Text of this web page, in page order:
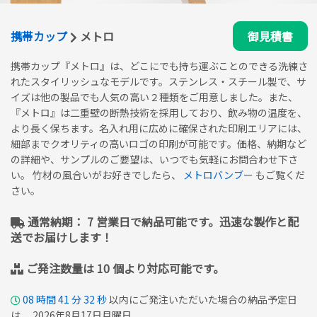
携帯カップ メトロ 御見積書
携帯カップ『メトロ』は、どこにでも持ち運ぶことのできる洗練さ
れたスタイリッシュなモデルです。ステンレス・スチール製で、サ
イズは他の製品でも人気の高い２種類をご用意しました。また、
『メトロ』は二重壁の断熱技術を採用しており、飲み物の温度を、
より長く保ちます。名入れ用に広めに確保された印刷エリアには、
細部までクオリティの高いロゴの印刷が可能です。価格、納期など
の詳細や、サンプルのご要望は、いつでも気軽にお問合わせ下さ
い。 竹材の風合いがお好きでしたら、
メトロバンブー もご覧くだ
さい。
通常納期： 7 営業日で納品可能です。迅速な製作と配
送でお届けします！
ご発注数量は 10 個より対応可能です。
08 時間41 分31 秒以内にご発注いただいた場合の納品予定日